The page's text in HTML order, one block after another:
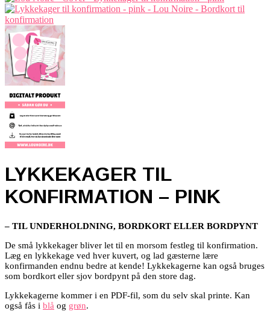
LYKKEKAGER TIL
KONFIRMATION – PINK
– TIL UNDERHOLDNING, BORDKORT ELLER BORDPYNT
De små lykkekager bliver let til en morsom festleg til konfirmation.
Læg en lykkekage ved hver kuvert, og lad gæsterne lære
konfirmanden endnu bedre at kende! Lykkekagerne kan også bruges
som bordkort eller sjov bordpynt på den store dag.
Lykkekagerne kommer i en PDF-fil, som du selv skal printe. Kan
også fås i blå og grøn.